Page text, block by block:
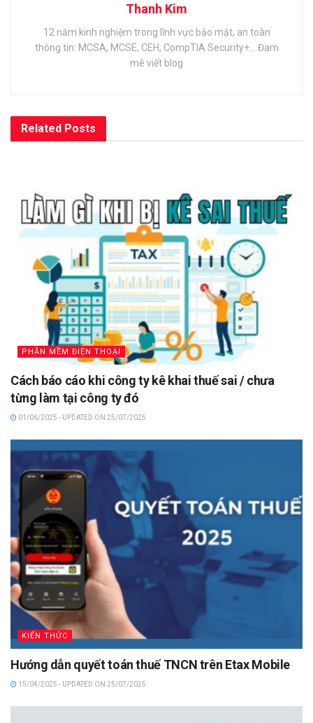
Thanh Kim
12 năm kinh nghiệm trong lĩnh vực bảo mật, an toàn
thông tin: MCSA, MCSE, CEH, CompTIA Security+... Đam
mê viết blog
Related Posts
PHẦN MỀM ĐIỆN THOẠI
Cách báo cáo khi công ty kê khai thuế sai / chưa
từng làm tại công ty đó
01/06/2025 - UPDATED ON 25/07/2025
KIẾN THỨC
Hướng dẫn quyết toán thuế TNCN trên Etax Mobile
15/04/2025 - UPDATED ON 25/07/2025